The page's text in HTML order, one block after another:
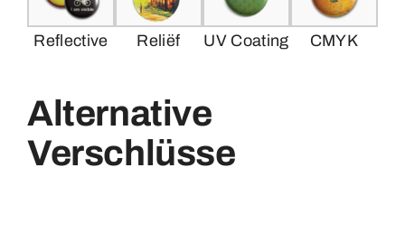
Reflective Reliëf UV Coating CMYK
Alternative
Verschlüsse